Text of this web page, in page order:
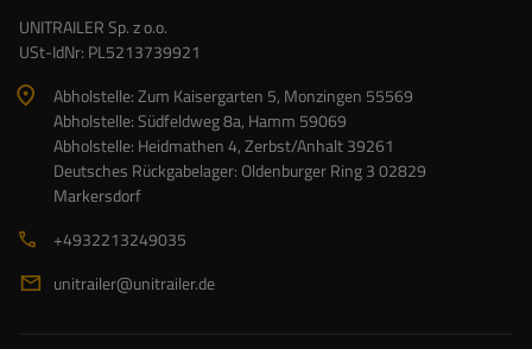
UNITRAILER Sp. z o.o.
USt-IdNr: PL5213739921
Abholstelle: Zum Kaisergarten 5, Monzingen 55569
Abholstelle: Südfeldweg 8a, Hamm 59069
Abholstelle: Heidmathen 4, Zerbst/Anhalt 39261
Deutsches Rückgabelager: Oldenburger Ring 3 02829
Markersdorf
+4932213249035
unitrailer@unitrailer.de